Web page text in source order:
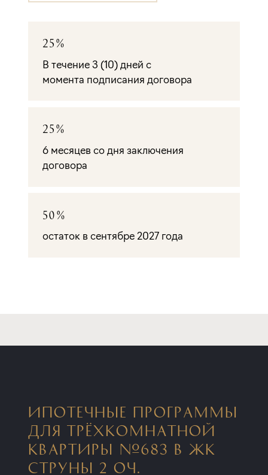
25%
В течение 3 (10) дней с
момента подписания договора
25%
6 месяцев со дня заключения
договора
50%
остаток в сентябре 2027 года
ИПОТЕЧНЫЕ ПРОГРАММЫ
ДЛЯ ТРЁХКОМНАТНОЙ
КВАРТИРЫ №683 В ЖК
СТРУНЫ 2 ОЧ.